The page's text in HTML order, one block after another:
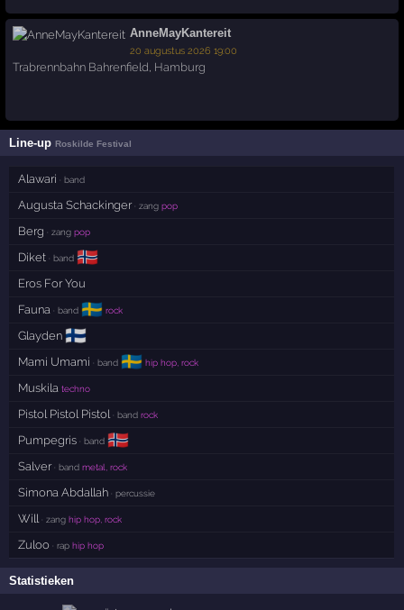
AnneMayKantereit
20 augustus 2026 19:00
Trabrennbahn Bahrenfield, Hamburg
Line-upRoskilde Festival
Alawari · band
Augusta Schackinger· zang pop
Berg · zang pop
Diket · band 🇳🇴
Eros For You
Fauna · band 🇸🇪 rock
Glayden 🇫🇮
Mami Umami · band 🇸🇪 hip hop, rock
Muskila techno
Pistol Pistol Pistol · band rock
Pumpegris · band 🇳🇴
Salver· band metal, rock
Simona Abdallah · percussie
Will · zang hip hop, rock
Zuloo · rap hip hop
Statistieken